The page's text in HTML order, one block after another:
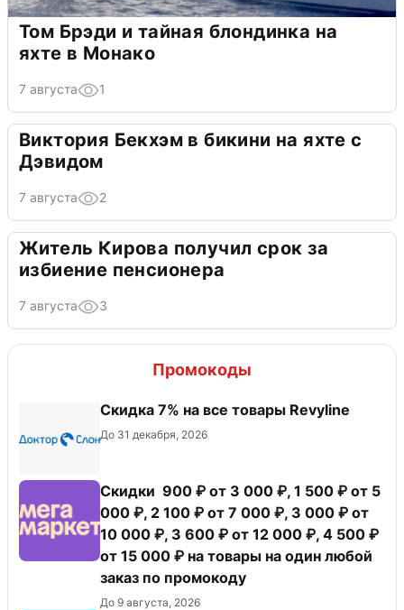
Том Брэди и тайная блондинка на
яхте в Монако
7 августа 1
Виктория Бекхэм в бикини на яхте с
Дэвидом
7 августа 2
Житель Кирова получил срок за
избиение пенсионера
7 августа 3
Промокоды
​Скидка 7% на все товары Revyline
До 31 декабря, 2026
Скидки 900 ₽ от 3 000 ₽, 1 500 ₽ от 5
000 ₽, 2 100 ₽ от 7 000 ₽, 3 000 ₽ от
10 000 ₽, 3 600 ₽ от 12 000 ₽, 4 500 ₽
от 15 000 ₽ на товары на один любой
заказ по промокоду
До 9 августа, 2026